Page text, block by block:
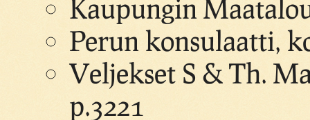
Kaupungin
Perun konsulaatti,
Veljekset S & Th.
p.3221